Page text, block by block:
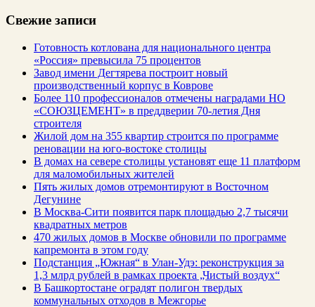
Свежие записи
Готовность котлована для национального центра
«Россия» превысила 75 процентов
Завод имени Дегтярева построит новый
производственный корпус в Коврове
Более 110 профессионалов отмечены наградами НО
«СОЮЗЦЕМЕНТ» в преддверии 70-летия Дня
строителя
Жилой дом на 355 квартир строится по программе
реновации на юго-востоке столицы
В домах на севере столицы установят еще 11 платформ
для маломобильных жителей
Пять жилых домов отремонтируют в Восточном
Дегунине
В Москва-Сити появится парк площадью 2,7 тысячи
квадратных метров
470 жилых домов в Москве обновили по программе
капремонта в этом году
Подстанция „Южная“ в Улан‑Удэ: реконструкция за
1,3 млрд рублей в рамках проекта „Чистый воздух“
В Башкортостане оградят полигон твердых
коммунальных отходов в Межгорье